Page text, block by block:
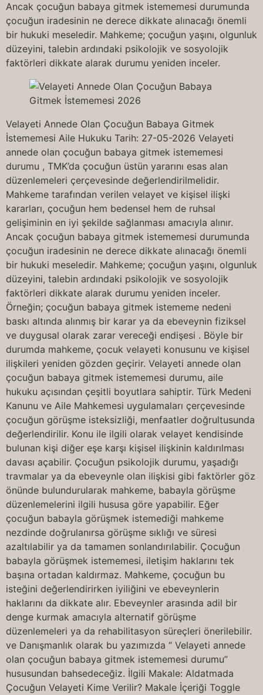
Ancak çocuğun babaya gitmek istememesi durumunda
çocuğun iradesinin ne derece dikkate alınacağı önemli
bir hukuki meseledir. Mahkeme; çocuğun yaşını, olgunluk
düzeyini, talebin ardındaki psikolojik ve sosyolojik
faktörleri dikkate alarak durumu yeniden inceler.
Velayeti Annede Olan Çocuğun Babaya Gitmek
İstememesi Aile Hukuku Tarih: 27-05-2026 Velayeti
annede olan çocuğun babaya gitmek istememesi
durumu , TMK’da çocuğun üstün yararını esas alan
düzenlemeleri çerçevesinde değerlendirilmelidir.
Mahkeme tarafından verilen velayet ve kişisel ilişki
kararları, çocuğun hem bedensel hem de ruhsal
gelişiminin en iyi şekilde sağlanması amacıyla alınır.
Ancak çocuğun babaya gitmek istememesi durumunda
çocuğun iradesinin ne derece dikkate alınacağı önemli
bir hukuki meseledir. Mahkeme; çocuğun yaşını, olgunluk
düzeyini, talebin ardındaki psikolojik ve sosyolojik
faktörleri dikkate alarak durumu yeniden inceler.
Örneğin; çocuğun babaya gitmek istememe nedeni
baskı altında alınmış bir karar ya da ebeveynin fiziksel
ve duygusal olarak zarar vereceği endişesi . Böyle bir
durumda mahkeme, çocuk velayeti konusunu ve kişisel
ilişkileri yeniden gözden geçirir. Velayeti annede olan
çocuğun babaya gitmek istememesi durumu, aile
hukuku açısından çeşitli boyutlara sahiptir. Türk Medeni
Kanunu ve Aile Mahkemesi uygulamaları çerçevesinde
çocuğun görüşme isteksizliği, menfaatler doğrultusunda
değerlendirilir. Konu ile ilgili olarak velayet kendisinde
bulunan kişi diğer eşe karşı kişisel ilişkinin kaldırılması
davası açabilir. Çocuğun psikolojik durumu, yaşadığı
travmalar ya da ebeveynle olan ilişkisi gibi faktörler göz
önünde bulundurularak mahkeme, babayla görüşme
düzenlemelerini ilgili hususa göre yapabilir. Eğer
çocuğun babayla görüşmek istemediği mahkeme
nezdinde doğrulanırsa görüşme sıklığı ve süresi
azaltılabilir ya da tamamen sonlandırılabilir. Çocuğun
babayla görüşmek istememesi, iletişim haklarını tek
başına ortadan kaldırmaz. Mahkeme, çocuğun bu
isteğini değerlendirirken iyiliğini ve ebeveynlerin
haklarını da dikkate alır. Ebeveynler arasında adil bir
denge kurmak amacıyla alternatif görüşme
düzenlemeleri ya da rehabilitasyon süreçleri önerilebilir.
ve Danışmanlık olarak bu yazımızda “ Velayeti annede
olan çocuğun babaya gitmek istememesi durumu”
hususundan bahsedeceğiz. İlgili Makale: Aldatmada
Çocuğun Velayeti Kime Verilir? Makale İçeriği Toggle